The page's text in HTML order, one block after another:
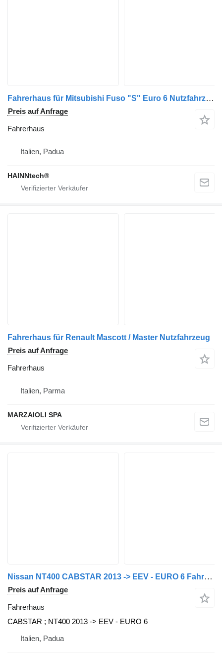
Fahrerhaus für Mitsubishi Fuso "S" Euro 6 Nutzfahrzeug
Preis auf Anfrage
Fahrerhaus
Italien, Padua
HAINNtech®
Fahrerhaus für Renault Mascott / Master Nutzfahrzeug
Preis auf Anfrage
Fahrerhaus
Italien, Parma
MARZAIOLI SPA
Nissan NT400 CABSTAR 2013 -> EEV - EURO 6 Fahrerhaus für Nissan Nutzfahrzeug
Preis auf Anfrage
Fahrerhaus
CABSTAR ; NT400 2013 -> EEV - EURO 6
Italien, Padua